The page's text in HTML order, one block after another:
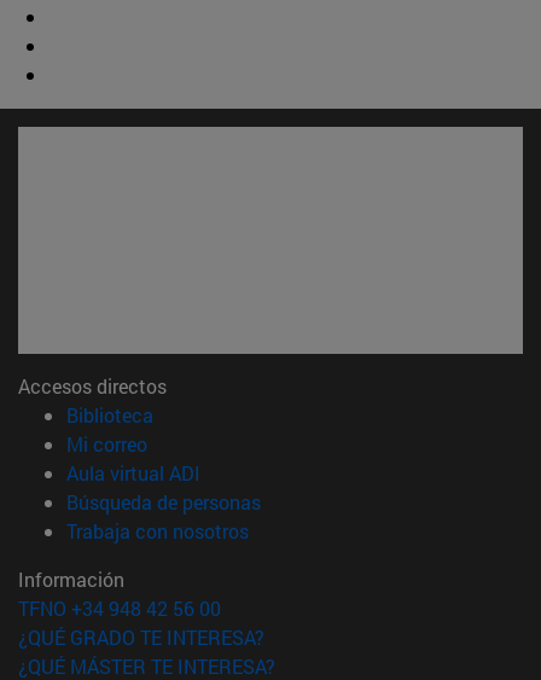
Accesos directos
Biblioteca
Mi correo(abre en nueva ventana)
Aula virtual ADI
Búsqueda de personas(abre en nueva ventana)
Trabaja con nosotros(abre en nueva ventana)
Información
TFNO +34 948 42 56 00
¿QUÉ GRADO TE INTERESA?
¿QUÉ MÁSTER TE INTERESA?